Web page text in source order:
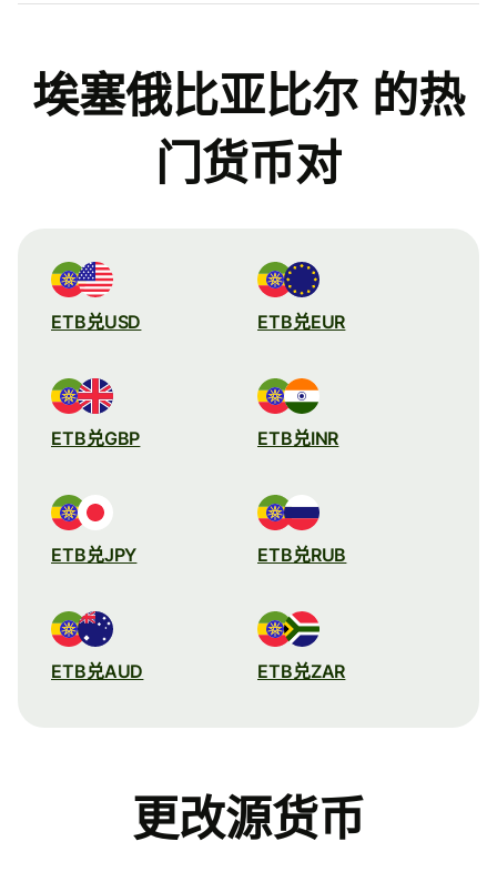
埃塞俄比亚比尔 的热
门货币对
ETB兑USD ETB兑EUR
ETB兑GBP ETB兑INR
ETB兑JPY ETB兑RUB
ETB兑AUD ETB兑ZAR
更改源货币